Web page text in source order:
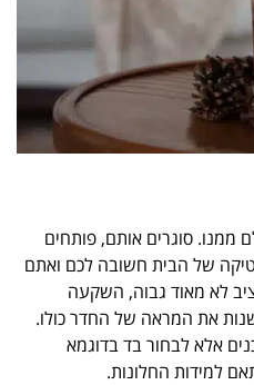
ממנו. סוגרים אותם, פותחים
של הבית חשובה לכם ואתם
לא מאוד גבוה, השקעה
את המראה של החדר כולו.
אלא לבחור בד בדוגמא
למידות החלונות.